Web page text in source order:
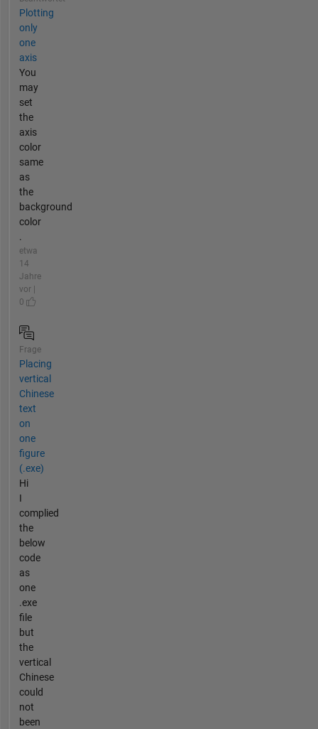
Plotting
only
one
axis
You
may
set
the
axis
color
same
as
the
background
color
.
etwa
14
Jahre
vor |
0
Frage
Placing
vertical
Chinese
text
on
one
figure
(.exe)
Hi
I
complied
the
below
code
as
one
.exe
file
but
the
vertical
Chinese
could
not
been